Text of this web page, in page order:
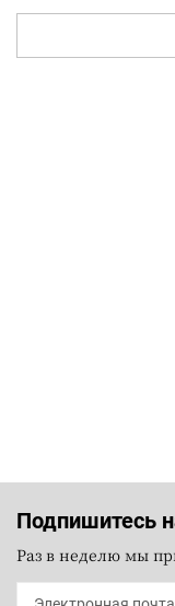
Подпишитесь
Раз в неделю мы